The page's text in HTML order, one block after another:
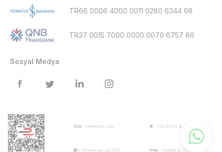
TR66 0006 4000 0011 0280 6344 68
TR37 0015 7000 0000 0070 6757 86
Sosyal Medya